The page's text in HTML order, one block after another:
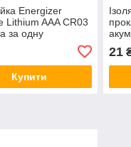
Energizer
Lithium AAA CR03
за одну
Купити
21